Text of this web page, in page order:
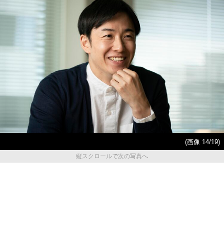
(画像 14/19)
縦スクロールで次の写真へ